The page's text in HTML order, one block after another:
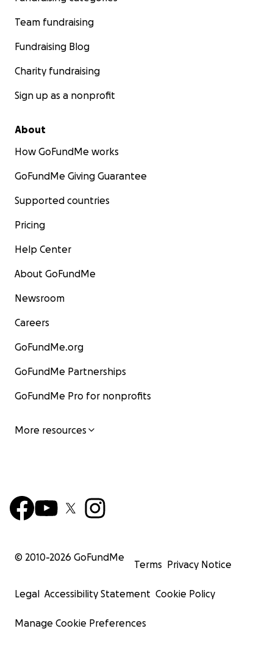
Team fundraising
Fundraising Blog
Charity fundraising
Sign up as a nonprofit
About
How GoFundMe works
GoFundMe Giving Guarantee
Supported countries
Pricing
Help Center
About GoFundMe
Newsroom
Careers
GoFundMe.org
GoFundMe Partnerships
GoFundMe Pro for nonprofits
More resources
© 2010-2026 GoFundMe
Terms Privacy Notice
Legal Accessibility Statement Cookie Policy
Manage Cookie Preferences